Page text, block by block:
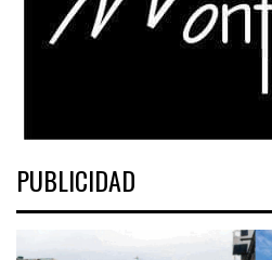
PUBLICIDAD